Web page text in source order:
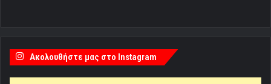
Ακολουθήστε μας στο Instagram